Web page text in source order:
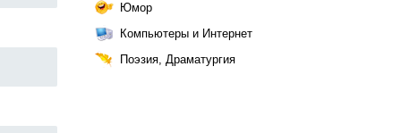
Юмор
Компьютеры и Интернет
Поэзия, Драматургия